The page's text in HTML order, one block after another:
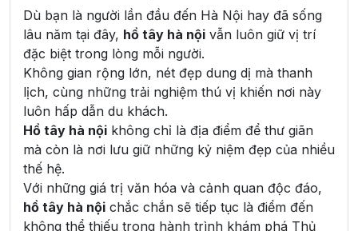
Dù bạn là người lần đầu đến Hà Nội hay đã sống
lâu năm tại đây, hồ tây hà nội vẫn luôn giữ vị trí
đặc biệt trong lòng mỗi người.
Không gian rộng lớn, nét đẹp dung dị mà thanh
lịch, cùng những trải nghiệm thú vị khiến nơi này
luôn hấp dẫn du khách.
Hồ tây hà nội không chỉ là địa điểm để thư giãn
mà còn là nơi lưu giữ những kỷ niệm đẹp của nhiều
thế hệ.
Với những giá trị văn hóa và cảnh quan độc đáo,
hồ tây hà nội chắc chắn sẽ tiếp tục là điểm đến
không thể thiếu trong hành trình khám phá Thủ